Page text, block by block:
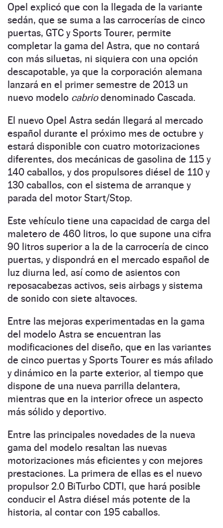
Opel explicó que con la llegada de la variante
sedán, que se suma a las carrocerías de cinco
puertas, GTC y Sports Tourer, permite
completar la gama del Astra, que no contará
con más siluetas, ni siquiera con una opción
descapotable, ya que la corporación alemana
lanzará en el primer semestre de 2013 un
nuevo modelo cabriodenominado Cascada.
El nuevo Opel Astra sedán llegará al mercado
español durante el próximo mes de octubre y
estará disponible con cuatro motorizaciones
diferentes, dos mecánicas de gasolina de 115 y
140 caballos, y dos propulsores diésel de 110 y
130 caballos, con el sistema de arranque y
parada del motor Start/Stop.
Este vehículo tiene una capacidad de carga del
maletero de 460 litros, lo que supone una cifra
90 litros superior a la de la carrocería de cinco
puertas, y dispondrá en el mercado español de
luz diurna led, así como de asientos con
reposacabezas activos, seis airbags y sistema
de sonido con siete altavoces.
Entre las mejoras experimentadas en la gama
del modelo Astra se encuentran las
modificaciones del diseño, que en las variantes
de cinco puertas y Sports Tourer es más afilado
y dinámico en la parte exterior, al tiempo que
dispone de una nueva parrilla delantera,
mientras que en la interior ofrece un aspecto
más sólido y deportivo.
Entre las principales novedades de la nueva
gama del modelo resaltan las nuevas
motorizaciones más eficientes y con mejores
prestaciones. La primera de ellas es el nuevo
propulsor 2.0 BiTurbo CDTI, que hará posible
conducir el Astra diésel más potente de la
historia, al contar con 195 caballos.